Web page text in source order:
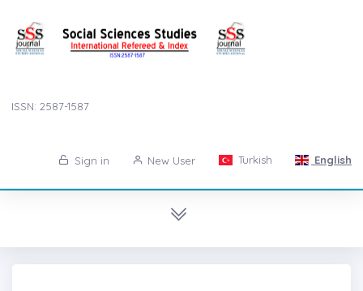
ISSN: 2587-1587
Sign in New User Turkish English